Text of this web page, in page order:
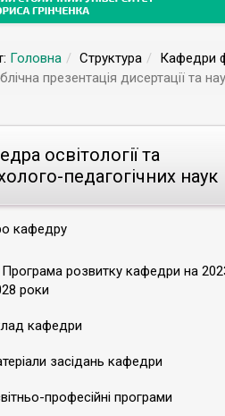
Головна Структура Кафедри
презентація дисертації та
освітології та
педагогічних наук
кафедру
Програма розвитку кафедри на
роки
кафедри
засідань кафедри
професійні програми